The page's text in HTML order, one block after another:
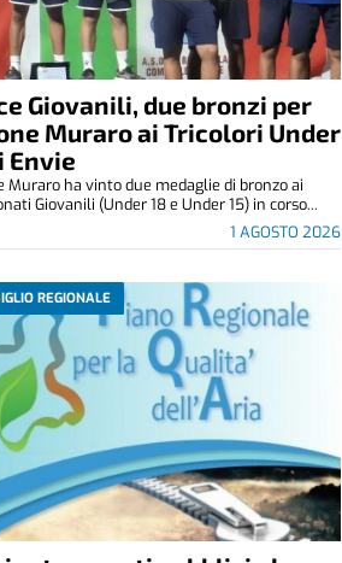
Giovanili, due bronzi per
Muraro ai Tricolori Under
Envie
1 AGOSTO 2026
Muraro ha vinto due medaglie di bronzo ai
Giovanili (Under 18 e Under 15) in corso...
REGIONALE